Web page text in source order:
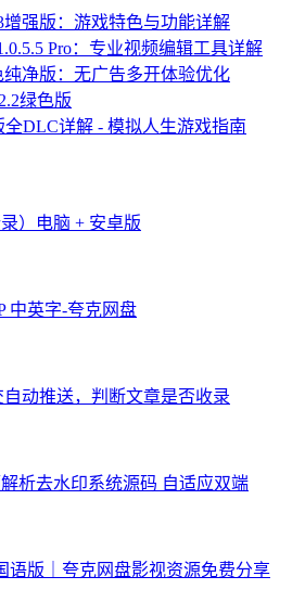
增强版：游戏特色与功能详解
Pro：专业视频编辑工具详解
净版：无广告多开体验优化
绿色版
全DLC详解 - 模拟人生游戏指南
）电脑 + 安卓版
中英字-夸克网盘
动推送，判断文章是否收录
析去水印系统源码 自适应双端
语版｜夸克网盘影视资源免费分享